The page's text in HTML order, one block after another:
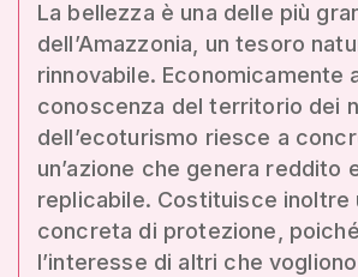
La bellezza è una delle più
dell’Amazzonia, un tesoro
rinnovabile. Economicamente
conoscenza del territorio dei
dell’ecoturismo riesce a
un’azione che genera reddito
replicabile. Costituisce inoltre
concreta di protezione,
l’interesse di altri che